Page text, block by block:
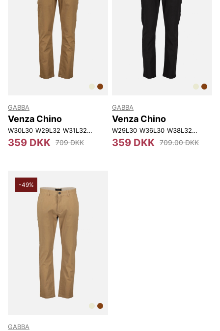
GABBA
Venza Chino
W30L30 W29L32 W31L32 W32L32 W33L32 W30L34 W31L34
359 DKK 709 DKK
GABBA
Venza Chino
W29L30 W36L30 W38L32 W30L34
359 DKK 709.00 DKK
-49%
GABBA